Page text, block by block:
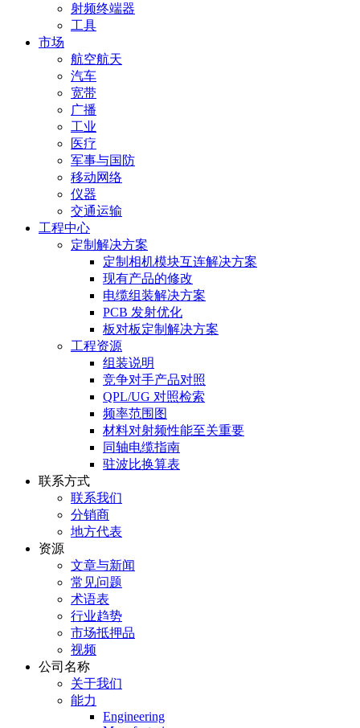
射频终端器
工具
市场
航空航天
汽车
宽带
广播
工业
医疗
军事与国防
移动网络
仪器
交通运输
工程中心
定制解决方案
定制相机模块互连解决方案
现有产品的修改
电缆组装解决方案
PCB 发射优化
板对板定制解决方案
工程资源
组装说明
竞争对手产品对照
QPL/UG 对照检索
频率范围图
材料对射频性能至关重要
同轴电缆指南
驻波比换算表
联系方式
联系我们
分销商
地方代表
资源
文章与新闻
常见问题
术语表
行业趋势
市场抵押品
视频
公司名称
关于我们
能力
Engineering